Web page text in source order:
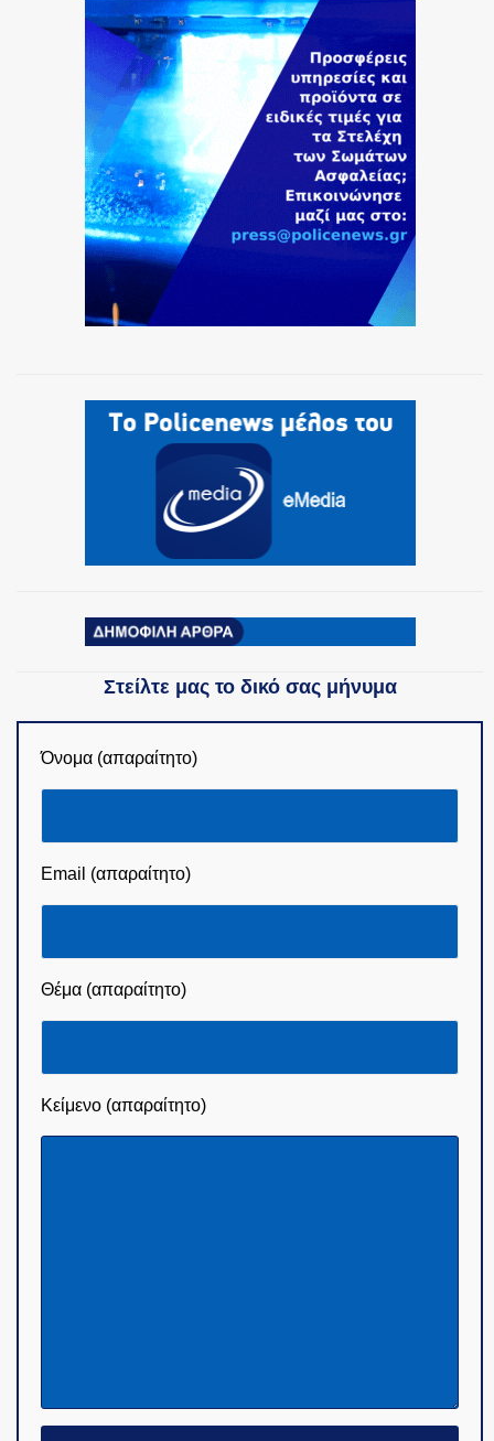
Στείλτε μας το δικό σας μήνυμα
Όνομα (απαραίτητο)
Email (απαραίτητο)
Θέμα (απαραίτητο)
Κείμενο (απαραίτητο)